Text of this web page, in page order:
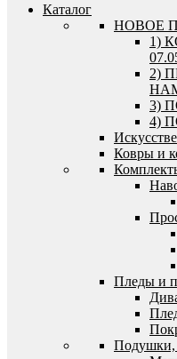
Каталог
HОВОЕ
1)
2)
3)
4)
Ковры и
Пледы и
Подушки,